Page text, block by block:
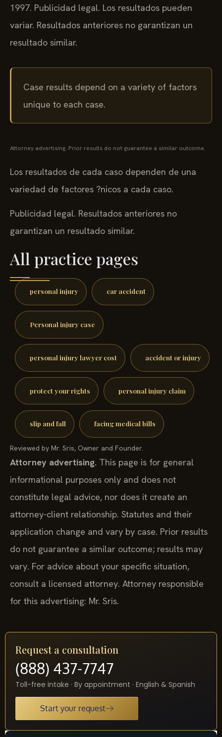
1997. Publicidad legal. Los resultados pueden
variar. Resultados anteriores no garantizan un
resultado similar.
Case results depend on a variety of factors
unique to each case.
Attorney advertising. Prior results do not guarantee a similar outcome.
Los resultados de cada caso dependen de una
variedad de factores ?nicos a cada caso.
Publicidad legal. Resultados anteriores no
garantizan un resultado similar.
All practice pages
personal injury car accident
Personal injury case
personal injury lawyer cost accident or injury
protect your rights personal injury claim
slip and fall facing medical bills
Reviewed by Mr. Sris, Owner and Founder.
Attorney advertising. This page is for general
informational purposes only and does not
constitute legal advice, nor does it create an
attorney-client relationship. Statutes and their
application change and vary by case. Prior results
do not guarantee a similar outcome; results may
vary. For advice about your specific situation,
consult a licensed attorney. Attorney responsible
for this advertising: Mr. Sris.
Request a consultation
(888) 437-7747
Toll-free intake · By appointment · English & Spanish
Start your request